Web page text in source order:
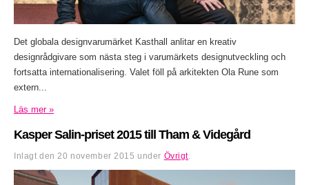
Det globala designvarumärket Kasthall anlitar en kreativ
designrådgivare som nästa steg i varumärkets designutveckling och
fortsatta internationalisering. Valet föll på arkitekten Ola Rune som
extern...
Läs mer »
Kasper Salin-priset 2015 till Tham & Videgård
Inlagt den 20 november 2015 under Övrigt